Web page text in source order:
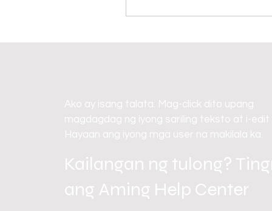
Ako ay isang talata. Mag-click dito upang
magdagdag ng iyong sariling teksto at i-edit
Hayaan ang iyong mga user na makilala ka.
Kailangan ng tulong?
ang Aming Help Center